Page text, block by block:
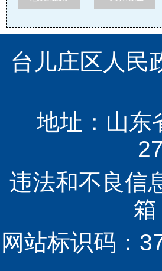
台儿庄区人民
地址：山东
违法和不良信
网站标识码：